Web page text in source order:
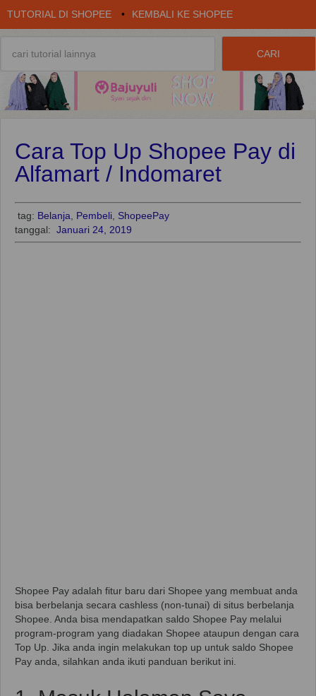
TUTORIAL DI SHOPEE • KEMBALI KE SHOPEE
Cara Top Up Shopee Pay di
Alfamart / Indomaret
tag: Belanja, Pembeli, ShopeePay
tanggal: Januari 24, 2019
Shopee Pay adalah fitur baru dari Shopee yang membuat anda
bisa berbelanja secara cashless (non-tunai) di situs berbelanja
Shopee. Anda bisa mendapatkan saldo Shopee Pay melalui
program-program yang diadakan Shopee ataupun dengan cara
Top Up. Jika anda ingin melakukan top up untuk saldo Shopee
Pay anda, silahkan anda ikuti panduan berikut ini.